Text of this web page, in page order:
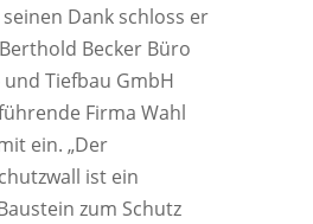
Dank schloss er
Becker Büro
Tiefbau GmbH
Firma Wahl
ein. „Der
ist ein
zum Schutz